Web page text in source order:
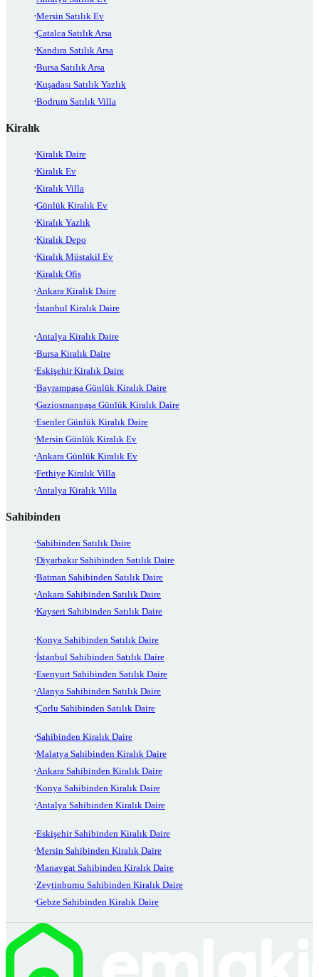
Mersin Satılık Ev
Çatalca Satılık Arsa
Kandıra Satılık Arsa
Bursa Satılık Arsa
Kuşadası Satılık Yazlık
Bodrum Satılık Villa
Kiralık
Kiralık Daire
Kiralık Ev
Kiralık Villa
Günlük Kiralık Ev
Kiralık Yazlık
Kiralık Depo
Kiralık Müstakil Ev
Kiralık Ofis
Ankara Kiralık Daire
İstanbul Kiralık Daire
Antalya Kiralık Daire
Bursa Kiralık Daire
Eskişehir Kiralık Daire
Bayrampaşa Günlük Kiralık Daire
Gaziosmanpaşa Günlük Kiralık Daire
Esenler Günlük Kiralık Daire
Mersin Günlük Kiralık Ev
Ankara Günlük Kiralık Ev
Fethiye Kiralık Villa
Antalya Kiralık Villa
Sahibinden
Sahibinden Satılık Daire
Diyarbakır Sahibinden Satılık Daire
Batman Sahibinden Satılık Daire
Ankara Sahibinden Satılık Daire
Kayseri Sahibinden Satılık Daire
Konya Sahibinden Satılık Daire
İstanbul Sahibinden Satılık Daire
Esenyurt Sahibinden Satılık Daire
Alanya Sahibinden Satılık Daire
Çorlu Sahibinden Satılık Daire
Sahibinden Kiralık Daire
Malatya Sahibinden Kiralık Daire
Ankara Sahibinden Kiralık Daire
Konya Sahibinden Kiralık Daire
Antalya Sahibinden Kiralık Daire
Eskişehir Sahibinden Kiralık Daire
Mersin Sahibinden Kiralık Daire
Manavgat Sahibinden Kiralık Daire
Zeytinburnu Sahibinden Kiralık Daire
Gebze Sahibinden Kiralık Daire